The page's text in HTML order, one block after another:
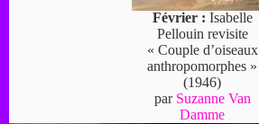
Février : Isabelle
Pellouin revisite
« Couple d’oiseaux
anthropomorphes »
(1946)
par Suzanne Van
Damme